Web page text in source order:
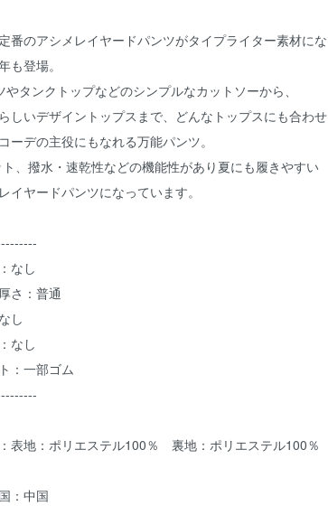
番のアシメレイヤードパンツがタイプライター素材にな
も登場。
やタンクトップなどのシンプルなカットソーから、
しいデザイントップスまで、どんなトップスにも合わせ
ーデの主役にもなれる万能パンツ。
ト、撥水・速乾性などの機能性があり夏にも履きやすい
イヤードパンツになっています。
なし
さ：普通
し
なし
：一部ゴム
表地：ポリエステル100％ 裏地：ポリエステル100％
：中国